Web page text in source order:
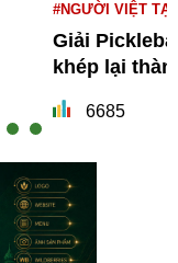
#NGƯỜI VIỆT TẠI
Giải
khép lại
6685